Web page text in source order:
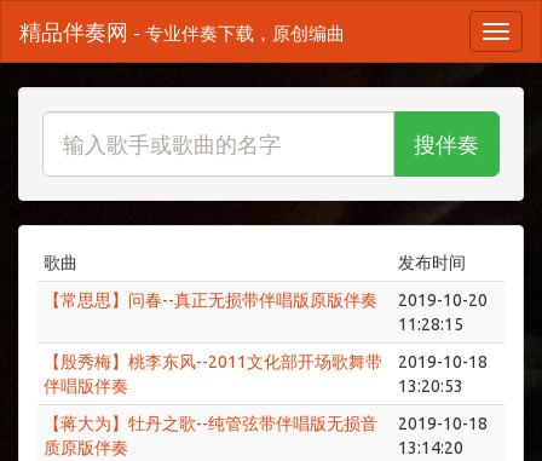
精品伴奏网 - 专业伴奏下载，原创编曲
搜伴奏
歌曲
发布时间
【常思思】问春--真正无损带伴唱版原版伴奏
2019-10-20
11:28:15
【殷秀梅】桃李东风--2011文化部开场歌舞带
伴唱版伴奏
2019-10-18
13:20:53
【蒋大为】牡丹之歌--纯管弦带伴唱版无损音
质原版伴奏
2019-10-18
13:14:20